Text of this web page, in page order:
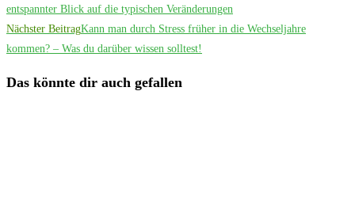
Artikel
ansehen
entspannter Blick auf die typischen Veränderungen
Nächster BeitragKann man durch Stress früher in die Wechseljahre
kommen? – Was du darüber wissen solltest!
Das könnte dir auch gefallen